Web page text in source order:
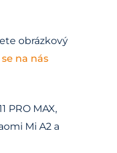
obrázkový
na nás
PRO MAX,
Mi A2 a